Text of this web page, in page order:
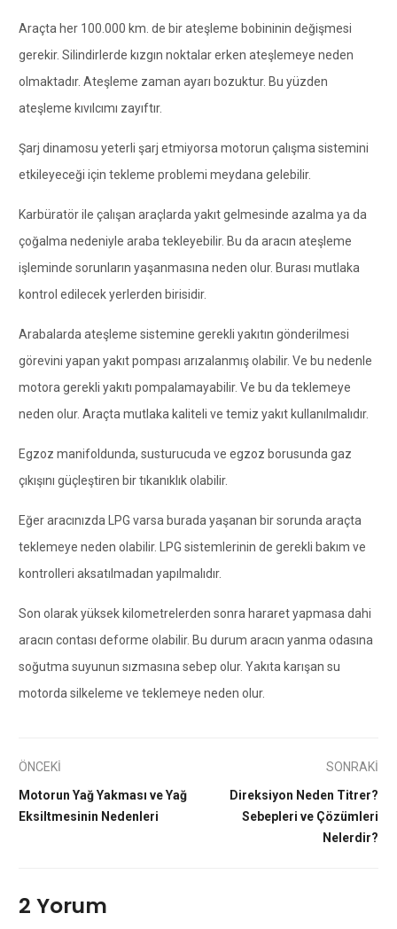
Araçta her 100.000 km. de bir ateşleme bobininin değişmesi
gerekir. Silindirlerde kızgın noktalar erken ateşlemeye neden
olmaktadır. Ateşleme zaman ayarı bozuktur. Bu yüzden
ateşleme kıvılcımı zayıftır.
Şarj dinamosu yeterli şarj etmiyorsa motorun çalışma sistemini
etkileyeceği için tekleme problemi meydana gelebilir.
Karbüratör ile çalışan araçlarda yakıt gelmesinde azalma ya da
çoğalma nedeniyle araba tekleyebilir. Bu da aracın ateşleme
işleminde sorunların yaşanmasına neden olur. Burası mutlaka
kontrol edilecek yerlerden birisidir.
Arabalarda ateşleme sistemine gerekli yakıtın gönderilmesi
görevini yapan yakıt pompası arızalanmış olabilir. Ve bu nedenle
motora gerekli yakıtı pompalamayabilir. Ve bu da teklemeye
neden olur. Araçta mutlaka kaliteli ve temiz yakıt kullanılmalıdır.
Egzoz manifoldunda, susturucuda ve egzoz borusunda gaz
çıkışını güçleştiren bir tıkanıklık olabilir.
Eğer aracınızda LPG varsa burada yaşanan bir sorunda araçta
teklemeye neden olabilir. LPG sistemlerinin de gerekli bakım ve
kontrolleri aksatılmadan yapılmalıdır.
Son olarak yüksek kilometrelerden sonra hararet yapmasa dahi
aracın contası deforme olabilir. Bu durum aracın yanma odasına
soğutma suyunun sızmasına sebep olur. Yakıta karışan su
motorda silkeleme ve teklemeye neden olur.
ÖNCEKİ
Motorun Yağ Yakması ve Yağ
Eksiltmesinin Nedenleri
SONRAKİ
Direksiyon Neden Titrer?
Sebepleri ve Çözümleri
Nelerdir?
2 Yorum